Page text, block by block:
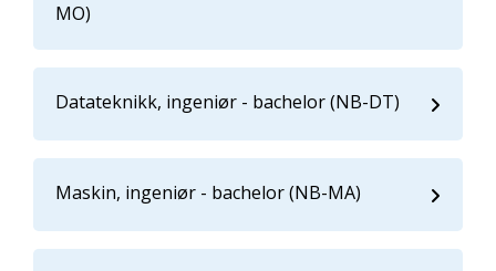
MO)
Datateknikk, ingeniør - bachelor (NB-DT)
Maskin, ingeniør - bachelor (NB-MA)